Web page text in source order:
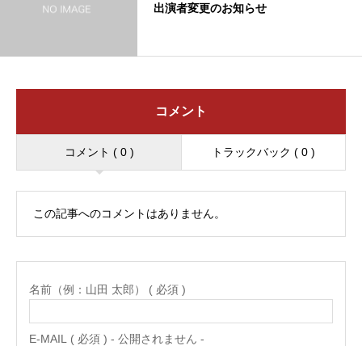
出演者変更のお知らせ
コメント
コメント ( 0 ) トラックバック ( 0 )
この記事へのコメントはありません。
名前（例：山田 太郎） ( 必須 )
E-MAIL ( 必須 ) - 公開されません -